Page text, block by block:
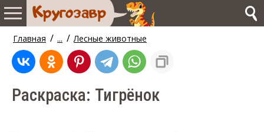
Главная / ... / Лесные животные
Раскраска: Тигрёнок